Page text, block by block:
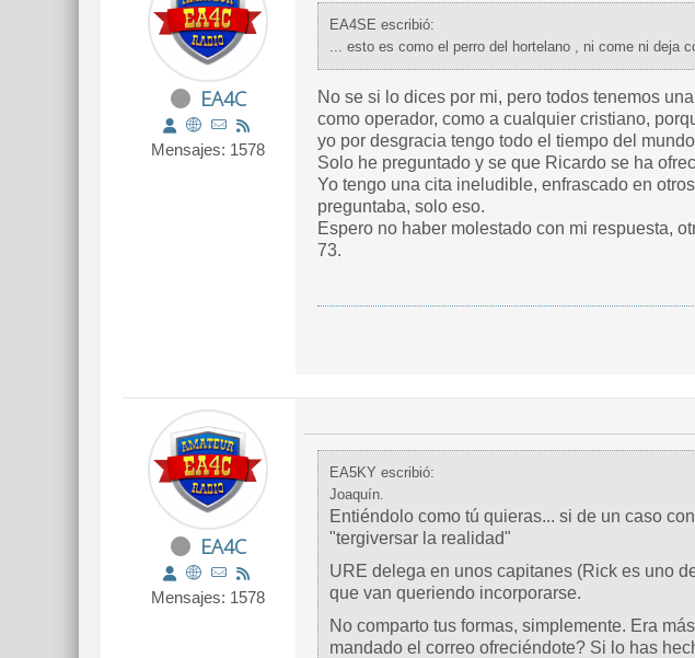
EA4C
Mensajes: 1578
EA4SE escribió:
No se si lo dices por mi, pero todos tenemos
como operador, como a cualquier cristiano,
yo por desgracia tengo todo el tiempo del
Solo he preguntado y se que Ricardo se ha
Yo tengo una cita ineludible, enfrascado en
preguntaba, solo eso.
Espero no haber molestado con mi respuesta,
73.
EA4C
Mensajes: 1578
EA5KY escribió:
Joaquín.
Entiéndolo como tú quieras... si de un caso
"tergiversar la realidad"
URE delega en unos capitanes (Rick es uno
que van queriendo incorporarse.
No comparto tus formas, simplemente. Era
mandado el correo ofreciéndote? Si lo has